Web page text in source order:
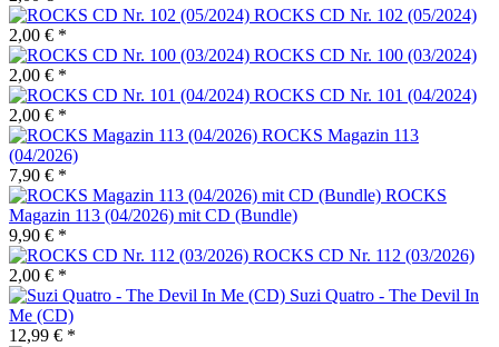
ROCKS CD Nr. 102 (05/2024)
2,00 € *
ROCKS CD Nr. 100 (03/2024)
2,00 € *
ROCKS CD Nr. 101 (04/2024)
2,00 € *
ROCKS Magazin 113
(04/2026)
7,90 € *
ROCKS
Magazin 113 (04/2026) mit CD (Bundle)
9,90 € *
ROCKS CD Nr. 112 (03/2026)
2,00 € *
Suzi Quatro - The Devil In
Me (CD)
12,99 € *